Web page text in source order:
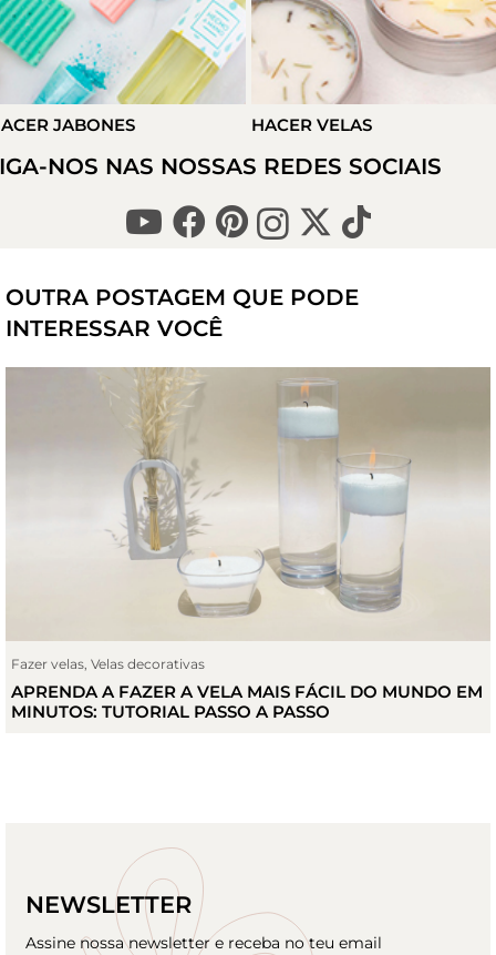
JABONES HACER VELAS
NOS NAS NOSSAS REDES SOCIAIS
OUTRA POSTAGEM QUE PODE
INTERESSAR VOCÊ
Fazer velas Velas decorativas
APRENDA A FAZER A VELA MAIS FÁCIL DO MUNDO EM
MINUTOS: TUTORIAL PASSO A PASSO
NEWSLETTER
Assine nossa newsletter e receba no teu email